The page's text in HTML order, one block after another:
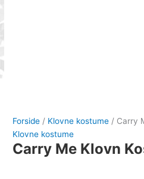
Forside / Klovne kostume / Carry
Klovne kostume
Carry Me Klovn